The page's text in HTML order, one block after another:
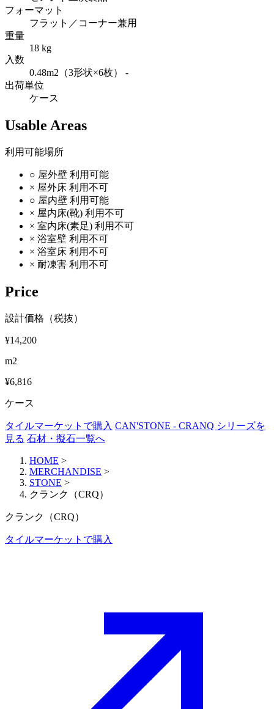
フォーマット
フラット／コーナー兼用
重量
18 kg
入数
0.48m2（3形状×6枚） -
出荷単位
ケース
Usable Areas
利用可能場所
○ 屋外壁 利用可能
× 屋外床 利用不可
○ 屋内壁 利用可能
× 屋内床(靴) 利用不可
× 室内床(素足) 利用不可
× 浴室壁 利用不可
× 浴室床 利用不可
× 耐凍害 利用不可
Price
設計価格（税抜）
¥14,200
m2
¥6,816
ケース
タイルマーケットで購入 CAN'STONE - CRANQ シリーズを
見る 石材・擬石一覧へ
HOME >
MERCHANDISE >
STONE >
クランク（CRQ）
クランク（CRQ）
タイルマーケットで購入